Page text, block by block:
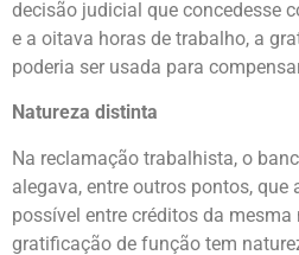
decisão judicial que concedesse
e a oitava horas de trabalho, a
poderia ser usada para
Natureza distinta
Na reclamação trabalhista, o
alegava, entre outros pontos, que
possível entre créditos da mesma
gratificação de função tem